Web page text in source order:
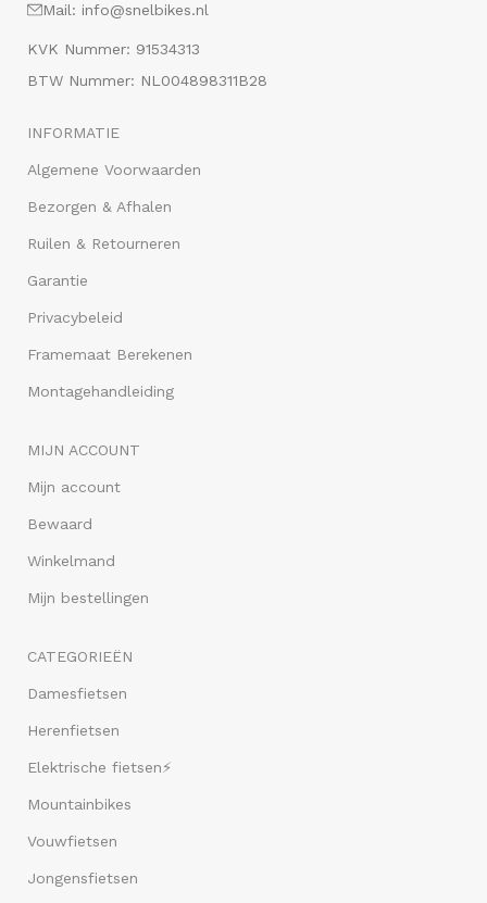
Mail: info@snelbikes.nl
KVK Nummer: 91534313
BTW Nummer: NL004898311B28
INFORMATIE
Algemene Voorwaarden
Bezorgen & Afhalen
Ruilen & Retourneren
Garantie
Privacybeleid
Framemaat Berekenen
Montagehandleiding
MIJN ACCOUNT
Mijn account
Bewaard
Winkelmand
Mijn bestellingen
CATEGORIEËN
Damesfietsen
Herenfietsen
Elektrische fietsen⚡
Mountainbikes
Vouwfietsen
Jongensfietsen